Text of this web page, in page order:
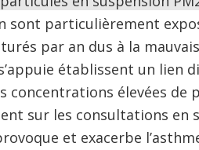
sont particulièrement
par an dus à la
établissent un lien
élevées de
sur les consultations en
et exacerbe